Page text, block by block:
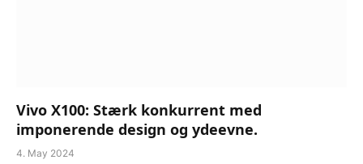
Vivo X100: Stærk konkurrent med
imponerende design og ydeevne.
4. May 2024